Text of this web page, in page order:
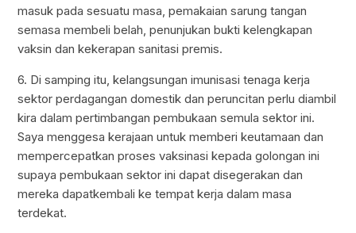
masuk pada sesuatu masa, pemakaian sarung tangan
semasa membeli belah, penunjukan bukti kelengkapan
vaksin dan kekerapan sanitasi premis.
6. Di samping itu, kelangsungan imunisasi tenaga kerja
sektor perdagangan domestik dan peruncitan perlu diambil
kira dalam pertimbangan pembukaan semula sektor ini.
Saya menggesa kerajaan untuk memberi keutamaan dan
mempercepatkan proses vaksinasi kepada golongan ini
supaya pembukaan sektor ini dapat disegerakan dan
mereka dapatkembali ke tempat kerja dalam masa
terdekat.